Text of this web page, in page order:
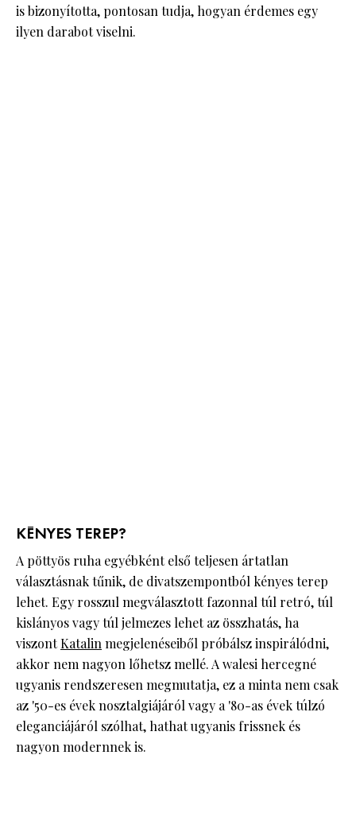
is bizonyította, pontosan tudja, hogyan érdemes egy
ilyen darabot viselni.
KÉNYES TEREP?
A pöttyös ruha egyébként első teljesen ártatlan
választásnak tűnik, de divatszempontból kényes terep
lehet. Egy rosszul megválasztott fazonnal túl retró, túl
kislányos vagy túl jelmezes lehet az összhatás, ha
viszontKatalinmegjelenéseiből próbálsz inspirálódni,
akkor nem nagyon lőhetsz mellé. A walesi hercegné
ugyanis rendszeresen megmutatja, ez a minta nem csak
az '50-es évek nosztalgiájáról vagy a '80-as évek túlzó
eleganciájáról szólhat, hathat ugyanis frissnek és
nagyon modernnek is.